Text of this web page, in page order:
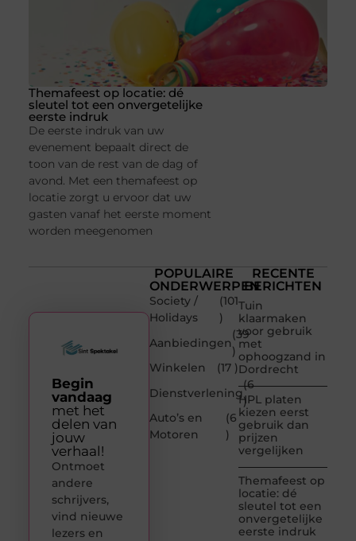
Themafeest op locatie: dé
sleutel tot een onvergetelijke
eerste indruk
De eerste indruk van uw
evenement bepaalt direct de
toon van de rest van de dag of
avond. Met een themafeest op
locatie zorgt u ervoor dat uw
gasten vanaf het eerste moment
worden meegenomen
POPULAIRE
ONDERWERPEN
Society /
Holidays
(101
)
Aanbiedingen
(39
)
Winkelen
(17 )
Dienstverlening
(6
)
Auto’s en
Motoren
(6
)
RECENTE
BERICHTEN
Tuin
klaarmaken
voor gebruik
met
ophoogzand in
Dordrecht
HPL platen
kiezen eerst
gebruik dan
prijzen
vergelijken
Themafeest op
locatie: dé
sleutel tot een
onvergetelijke
eerste indruk
Begin
vandaag
met het
delen van
jouw
verhaal!
Ontmoet
andere
schrijvers,
vind nieuwe
lezers en